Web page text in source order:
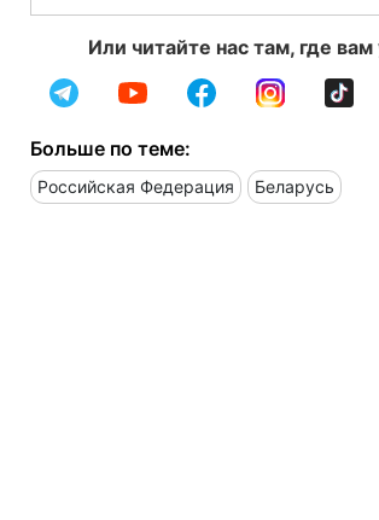
Или читайте нас там, где вам
Больше по теме:
Российская Федерация Беларусь